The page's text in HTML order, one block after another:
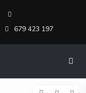
679 423 197